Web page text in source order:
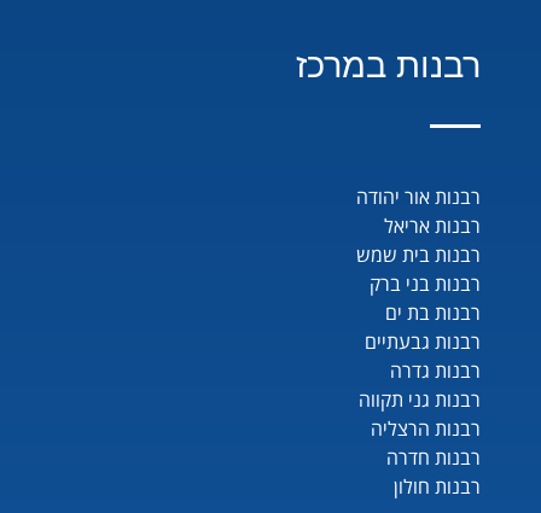
רבנות במרכז
רבנות אור יהודה
רבנות אריאל
רבנות בית שמש
רבנות בני ברק
רבנות בת ים
רבנות גבעתיים
רבנות גדרה
רבנות גני תקווה
רבנות הרצליה
רבנות חדרה
רבנות חולון